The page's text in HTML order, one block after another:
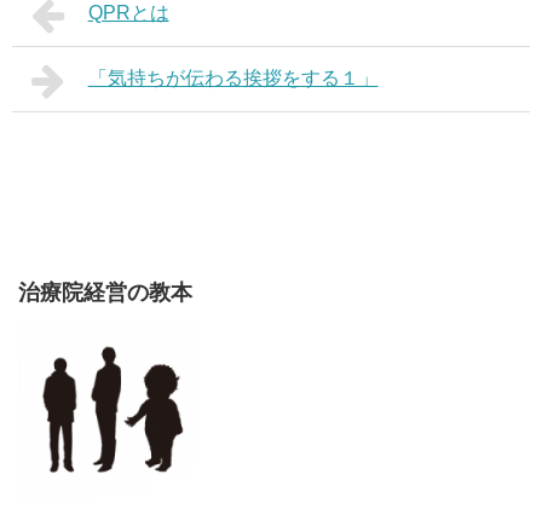
QPRとは
「気持ちが伝わる挨拶をする１」
治療院経営の教本